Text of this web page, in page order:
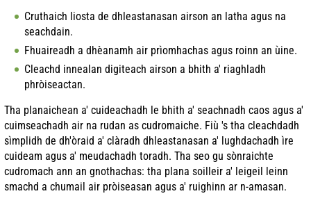
Cruthaich liosta de dhleastanasan airson an latha agus na
seachdain.
Fhuaireadh a dhèanamh air prìomhachas agus roinn an ùine.
Cleachd innealan digiteach airson a bhith a' riaghladh
phròiseactan.
Tha planaichean a' cuideachadh le bhith a' seachnadh caos agus a'
cuimseachadh air na rudan as cudromaiche. Fiù 's tha cleachdadh
sìmplidh de dh'òraid a' clàradh dhleastanasan a' lughdachadh ìre
cuideam agus a' meudachadh toradh. Tha seo gu sònraichte
cudromach ann an gnothachas: tha plana soilleir a' leigeil leinn
smachd a chumail air pròiseasan agus a' ruighinn ar n-amasan.